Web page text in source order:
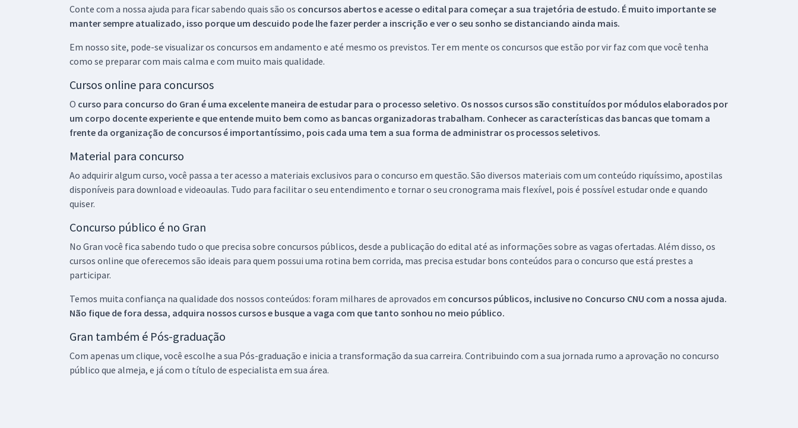
Conte com a nossa ajuda para ficar sabendo quais são os concursos abertos e acesse o edital para começar a sua trajetória de estudo. É muito importante se
manter sempre atualizado, isso porque um descuido pode lhe fazer perder a inscrição e ver o seu sonho se distanciando ainda mais.
Em nosso site, pode-se visualizar os concursos em andamento e até mesmo os previstos. Ter em mente os concursos que estão por vir faz com que você tenha
como se preparar com mais calma e com muito mais qualidade.
Cursos online para concursos
O curso para concurso do Gran é uma excelente maneira de estudar para o processo seletivo. Os nossos cursos são constituídos por módulos elaborados por
um corpo docente experiente e que entende muito bem como as bancas organizadoras trabalham. Conhecer as características das bancas que tomam a
frente da organização de concursos é importantíssimo, pois cada uma tem a sua forma de administrar os processos seletivos.
Material para concurso
Ao adquirir algum curso, você passa a ter acesso a materiais exclusivos para o concurso em questão. São diversos materiais com um conteúdo riquíssimo, apostilas
disponíveis para download e videoaulas. Tudo para facilitar o seu entendimento e tornar o seu cronograma mais flexível, pois é possível estudar onde e quando
quiser.
Concurso público é no Gran
No Gran você fica sabendo tudo o que precisa sobre concursos públicos, desde a publicação do edital até as informações sobre as vagas ofertadas. Além disso, os
cursos online que oferecemos são ideais para quem possui uma rotina bem corrida, mas precisa estudar bons conteúdos para o concurso que está prestes a
participar.
Temos muita confiança na qualidade dos nossos conteúdos: foram milhares de aprovados em concursos públicos, inclusive no Concurso CNU com a nossa ajuda.
Não fique de fora dessa, adquira nossos cursos e busque a vaga com que tanto sonhou no meio público.
Gran também é Pós-graduação
Com apenas um clique, você escolhe a sua Pós-graduação e inicia a transformação da sua carreira. Contribuindo com a sua jornada rumo a aprovação no concurso
público que almeja, e já com o título de especialista em sua área.